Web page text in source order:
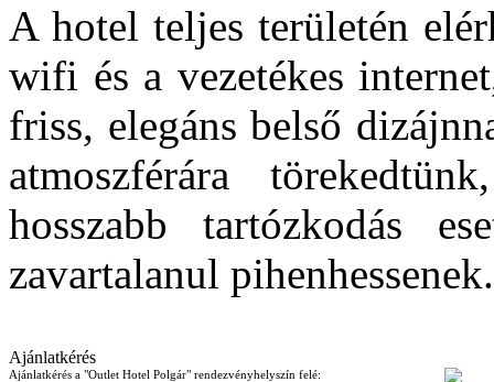
A hotel teljes területén
wifi és a vezetékes
friss, elegáns belső
atmoszférára
hosszabb tartózkodás
zavartalanul pihenhessenek.
Ajánlatkérés
Ajánlatkérés a "Outlet Hotel Polgár" rendezvényhelyszín felé: